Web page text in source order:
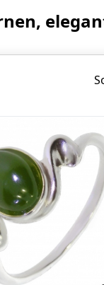
mit reinem
.
Modelle
inspirierende